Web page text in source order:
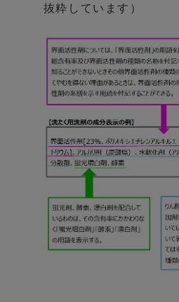
抜粋しています）